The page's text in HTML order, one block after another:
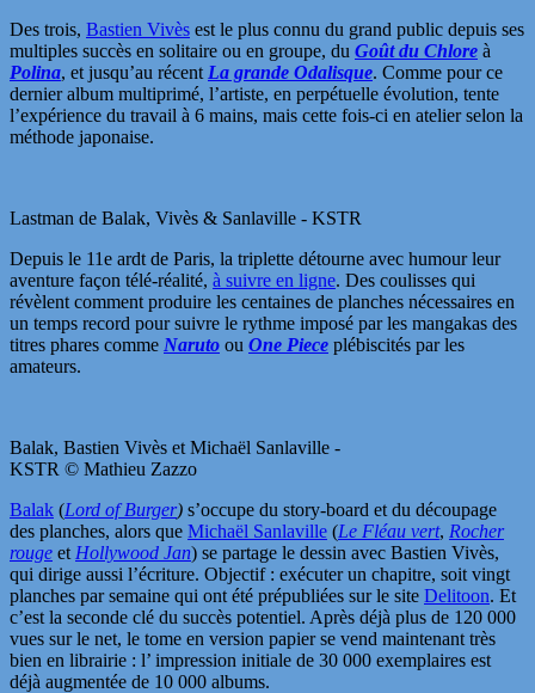
Des trois, Bastien Vivès est le plus connu du grand public depuis ses
multiples succès en solitaire ou en groupe, du Goût du Chlore à
Polina, et jusqu’au récent La grande Odalisque. Comme pour ce
dernier album multiprimé, l’artiste, en perpétuelle évolution, tente
l’expérience du travail à 6 mains, mais cette fois-ci en atelier selon la
méthode japonaise.
Lastman de Balak, Vivès & Sanlaville - KSTR
Depuis le 11e ardt de Paris, la triplette détourne avec humour leur
aventure façon télé-réalité, à suivre en ligne. Des coulisses qui
révèlent comment produire les centaines de planches nécessaires en
un temps record pour suivre le rythme imposé par les mangakas des
titres phares comme Naruto ou One Piece plébiscités par les
amateurs.
Balak, Bastien Vivès et Michaël Sanlaville -
KSTR © Mathieu Zazzo
Balak (Lord of Burger) s’occupe du story-board et du découpage
des planches, alors que Michaël Sanlaville (Le Fléau vert, Rocher
rouge et Hollywood Jan) se partage le dessin avec Bastien Vivès,
qui dirige aussi l’écriture. Objectif : exécuter un chapitre, soit vingt
planches par semaine qui ont été prépubliées sur le site Delitoon. Et
c’est la seconde clé du succès potentiel. Après déjà plus de 120 000
vues sur le net, le tome en version papier se vend maintenant très
bien en librairie : l’ impression initiale de 30 000 exemplaires est
déjà augmentée de 10 000 albums.